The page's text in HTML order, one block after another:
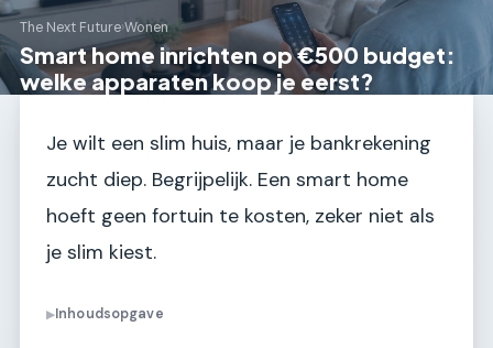
The Next Future›Wonen
Smart home inrichten op €500 budget:
welke apparaten koop je eerst?
Je wilt een slim huis, maar je bankrekening
zucht diep. Begrijpelijk. Een smart home
hoeft geen fortuin te kosten, zeker niet als
je slim kiest.
▶Inhoudsopgave